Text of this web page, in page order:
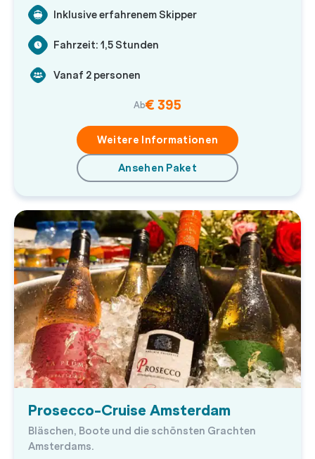
Inklusive erfahrenem Skipper
Fahrzeit: 1,5 Stunden
Vanaf 2 personen
Ab€ 395
Weitere Informationen
Ansehen Paket
Prosecco-Cruise Amsterdam
Bläschen, Boote und die schönsten Grachten
Amsterdams.